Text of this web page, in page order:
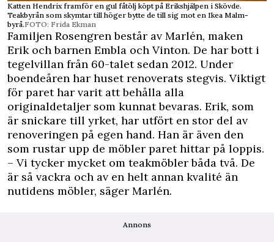
Katten Hendrix framför en gul fåtölj köpt på Erikshjälpen i Skövde.
Teakbyrån som skymtar till höger bytte de till sig mot en Ikea Malm-
byrå.FOTO: Frida Ekman
Familjen Rosengren består av Marlén, maken
Erik och barnen Embla och Vinton. De har bott i
tegelvillan från 60-talet sedan 2012. Under
boendeåren har ­huset renoverats stegvis. Viktigt
för paret har varit att behålla alla
originaldetaljer som kunnat bevaras. Erik, som
är snickare till yrket, har utfört en stor del av
renoveringen på egen hand. Han är även den
som rustar upp de ­möbler paret hittar på loppis.
– Vi tycker mycket om teakmöbler båda två. De
är så vackra och av en helt annan kvalité än
nutidens möbler, säger Marlén.
Annons